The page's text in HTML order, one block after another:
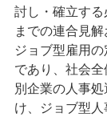
討し・確立す
までの連合見
ジョブ型雇用
であり、社会
別企業の人事
け、ジョブ型